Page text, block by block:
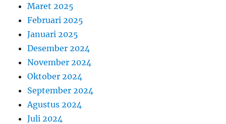
Maret 2025
Februari 2025
Januari 2025
Desember 2024
November 2024
Oktober 2024
September 2024
Agustus 2024
Juli 2024